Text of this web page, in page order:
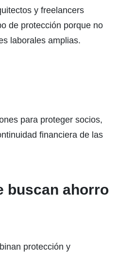
y freelancers
de protección porque no
laborales amplias.
para proteger socios,
financiera de las
buscan ahorro
protección y